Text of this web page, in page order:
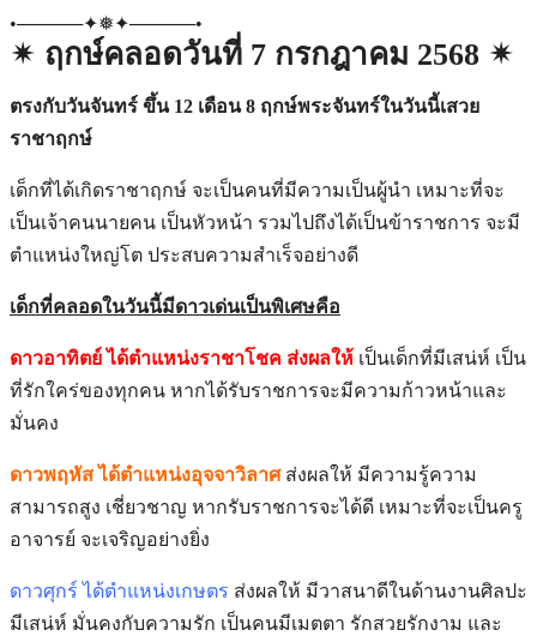
•─────✦❅✦─────•
✴︎ ฤกษ์คลอดวันที่ 7 กรกฎาคม 2568 ✴︎
ตรงกับวันจันทร์ ขึ้น 12 เดือน 8 ฤกษ์พระจันทร์ในวันนี้เสวย
ราชาฤกษ์
เด็กที่ได้เกิดราชาฤกษ์ จะเป็นคนที่มีความเป็นผู้นำ เหมาะที่จะ
เป็นเจ้าคนนายคน เป็นหัวหน้า รวมไปถึงได้เป็นข้าราชการ จะมี
ตำแหน่งใหญ่โต ประสบความสำเร็จอย่างดี
เด็กที่คลอดในวันนี้มีดาวเด่นเป็นพิเศษคือ
ดาวอาทิตย์ ได้ตำแหน่งราชาโชค ส่งผลให้ เป็นเด็กที่มีเสน่ห์ เป็น
ที่รักใคร่ของทุกคน หากได้รับราชการจะมีความก้าวหน้าและ
มั่นคง
ดาวพฤหัส ได้ตำแหน่งอุจจาวิลาศส่งผลให้ มีความรู้ความ
สามารถสูง เชี่ยวชาญ หากรับราชการจะได้ดี เหมาะที่จะเป็นครู
อาจารย์ จะเจริญอย่างยิ่ง
ดาวศุกร์ ได้ตำแหน่งเกษตร ส่งผลให้ มีวาสนาดีในด้านงานศิลปะ
มีเสน่ห์ มั่นคงกับความรัก เป็นคนมีเมตตา รักสวยรักงาม และ